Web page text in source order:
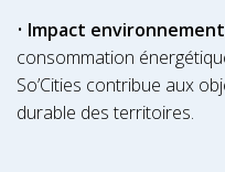
• Impact
consommation
So’Cities contribue aux
durable des territoires.